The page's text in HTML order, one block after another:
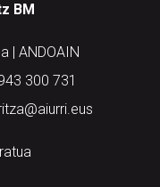
BM
| ANDOAIN
300 731